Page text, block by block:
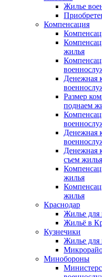
Жилье
Компенсация
жилья
Денежная
Размер
поднаем
Денежная
Денежная
съем жилья
жилья
жилья
Краснодар
Жилье для
Жильё в
Кузнечики
Жилье для
Минобороны